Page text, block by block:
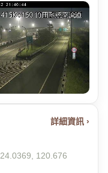
詳細資訊 ›
24.0369, 120.676